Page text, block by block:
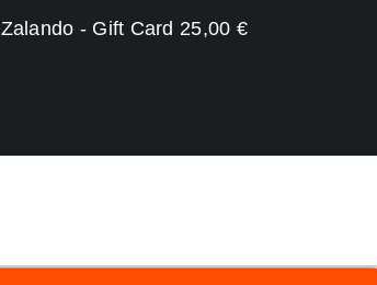
Zalando - Gift Card 25,00 €